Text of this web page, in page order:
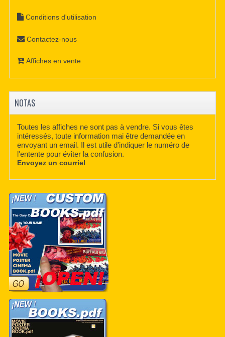
Conditions d'utilisation
Contactez-nous
Affiches en vente
NOTAS
Toutes les affiches ne sont pas à vendre. Si vous êtes
intéressés, toute information mai être demandée en
envoyant un email. Il est utile d'indiquer le numéro de
l'entente pour éviter la confusion.
Envoyez un courriel